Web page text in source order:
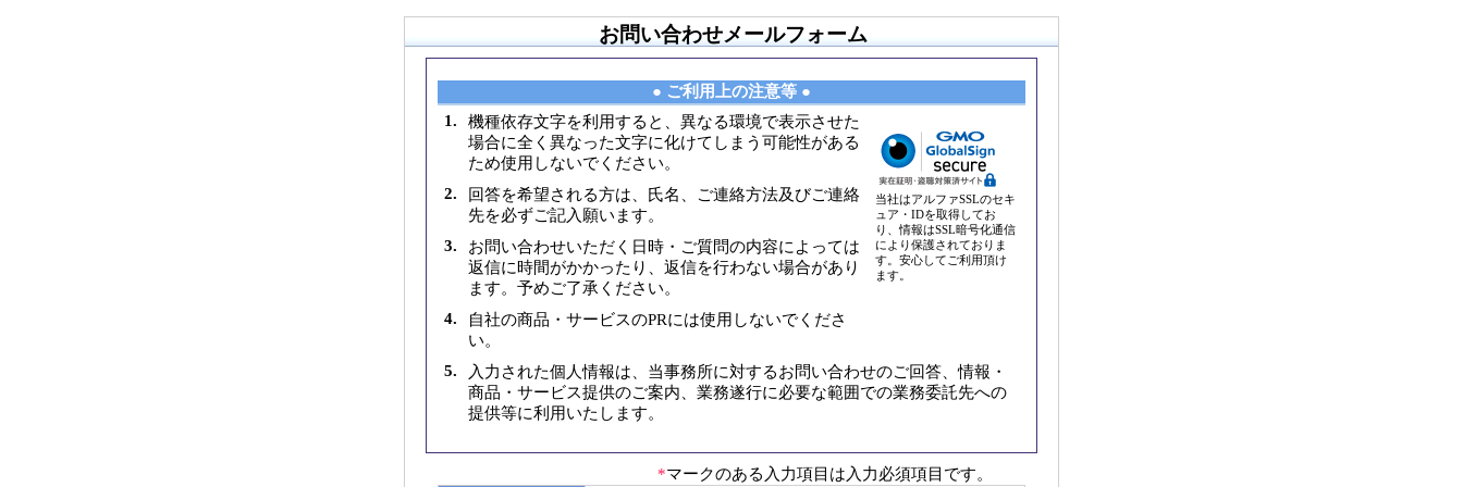
お問い合わせメールフォーム
● ご利用上の注意等 ●
1.
機種依存文字を利用すると、異なる環境で表示させた
場合に全く異なった文字に化けてしまう可能性がある
ため使用しないでください。
当社はアルファSSLのセキ
ュア・IDを取得してお
り、情報はSSL暗号化通信
により保護されておりま
す。安心してご利用頂け
ます。
2.
回答を希望される方は、氏名、ご連絡方法及びご連絡
先を必ずご記入願います。
3.
お問い合わせいただく日時・ご質問の内容によっては
返信に時間がかかったり、返信を行わない場合があり
ます。予めご了承ください。
4.
自社の商品・サービスのPRには使用しないでくださ
い。
5.
入力された個人情報は、当事務所に対するお問い合わせのご回答、情報・
商品・サービス提供のご案内、業務遂行に必要な範囲での業務委託先への
提供等に利用いたします。
*マークのある入力項目は入力必須項目です。